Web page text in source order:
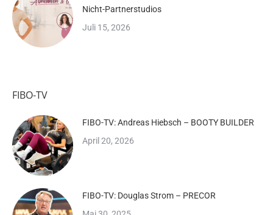
Nicht-Partnerstudios
Juli 15, 2026
FIBO-TV
FIBO-TV: Andreas Hiebsch – BOOTY BUILDER
April 20, 2026
FIBO-TV: Douglas Strom – PRECOR